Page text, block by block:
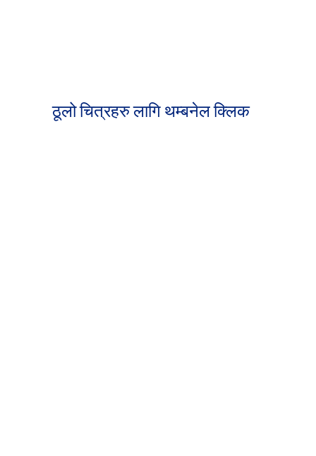
ठूलो चित्रहरु लागि थम्बनेल क्लिक